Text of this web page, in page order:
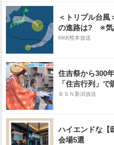
＜トリプル台
の進路は? ※気
20分発表
RKK熊本放送
住吉祭から300
「住吉行列」
ーレ
ＢＳＮ新潟放送
ハイエンドな【
会場5選